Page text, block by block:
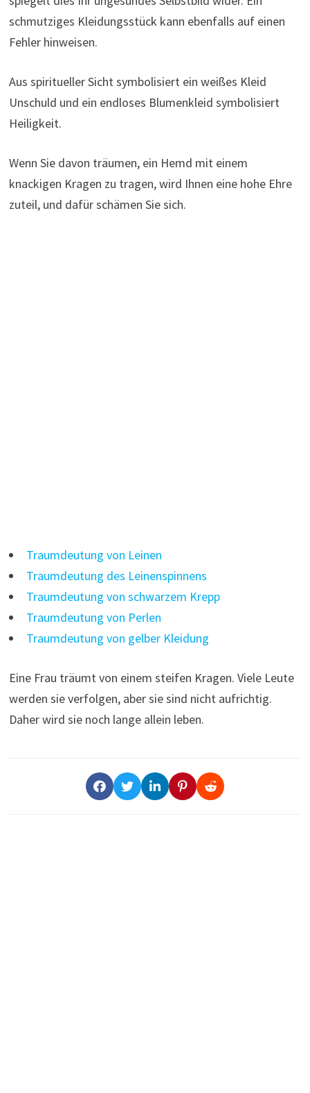
schmutziges Kleidungsstück kann ebenfalls auf einen
Fehler hinweisen.
Aus spiritueller Sicht symbolisiert ein weißes Kleid
Unschuld und ein endloses Blumenkleid symbolisiert
Heiligkeit.
Wenn Sie davon träumen, ein Hemd mit einem
knackigen Kragen zu tragen, wird Ihnen eine hohe Ehre
zuteil, und dafür schämen Sie sich.
Traumdeutung von Leinen
Traumdeutung des Leinenspinnens
Traumdeutung von schwarzem Krepp
Traumdeutung von Perlen
Traumdeutung von gelber Kleidung
Eine Frau träumt von einem steifen Kragen. Viele Leute
werden sie verfolgen, aber sie sind nicht aufrichtig.
Daher wird sie noch lange allein leben.